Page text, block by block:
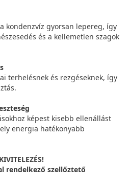
kondenzvíz gyorsan lepereg, így
és a kellemetlen szagok
terhelésnek és rezgéseknek, így
képest kisebb ellenállást
energia hatékonyabb
rendelkező szellőztető